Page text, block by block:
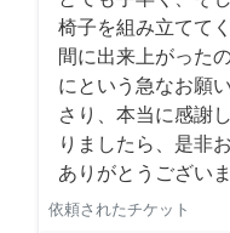
椅子を組み立てて
間に出来上がった
にという急なお願
さり、本当に感謝
りましたら、是非
ありがとうございま
依頼されたチケット